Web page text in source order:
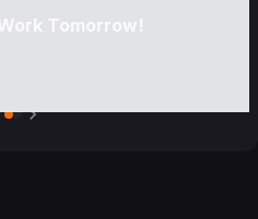
Tomorrow!